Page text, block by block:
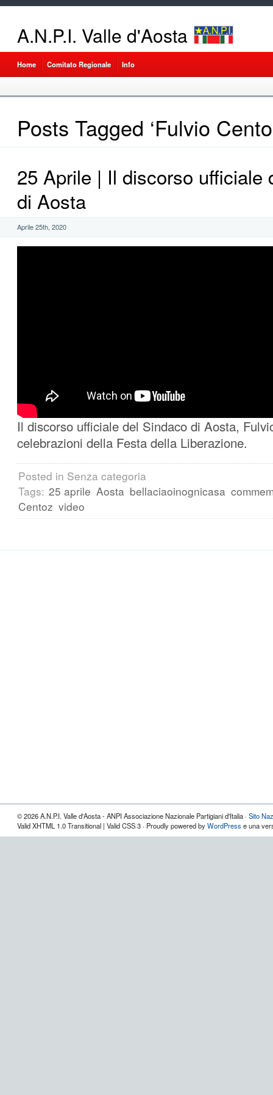
A.N.P.I. Valle d'Aosta
Home Comitato Regionale Info
Posts Tagged ‘Fulvio
25 Aprile | Il discorso ufficiale
di Aosta
Aprile 25th, 2020
Il discorso ufficiale del Sindaco di Aosta,
celebrazioni della Festa della Liberazione.
Posted in Senza categoria
Tags: 25 aprile Aosta bellaciaoinognicasa
Centoz video
© 2026 A.N.P.I. Valle d'Aosta - ANPI Associazione Nazionale Partigiani d'Italia · Sito
Valid XHTML 1.0 Transitional | Valid CSS 3 · Proudly powered byWordPress e una